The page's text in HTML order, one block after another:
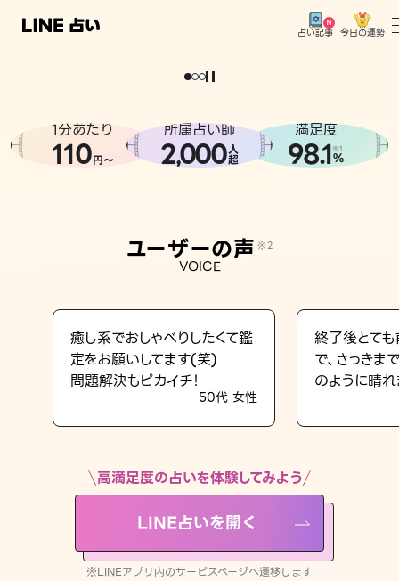
占い記事 今日の運勢
相談事例
占い記事
LINE占いを開く
※LINEアプリ内のサービスページへ遷移します
どうせなら
。
1分あたり
110円〜
所属占い師
2,000人
超
満足度
98.1※1
%
ユーザーの声 ※2
VOICE
癒し系でおしゃべりしたくて鑑
定をお願いしてます(笑)
問題解決もピカイチ！
50代 女性
終了後とて
で、さっき
のように晴れ
高満足度の占いを体験してみよう
LINE占いを開く
※LINEアプリ内のサービスページへ遷移します